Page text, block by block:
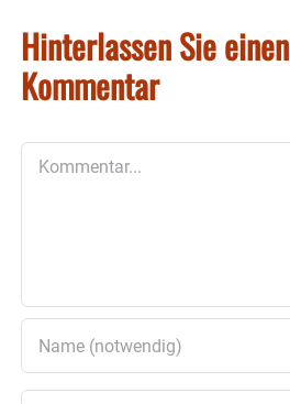
Hinterlassen Sie einen
Kommentar